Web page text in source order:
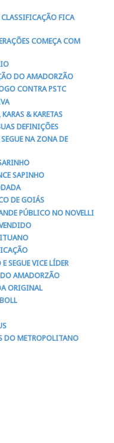
FICA
COMEÇA COM
DO AMADORZÃO
CONTRA PSTC
& KARETAS
DEFINIÇÕES
NA ZONA DE
SAPINHO
DE GOIÁS
PÚBLICO NO NOVELLI
ITUANO
SEGUE VICE LÍDER
AMADORZÃO
ORIGINAL
DO METROPOLITANO